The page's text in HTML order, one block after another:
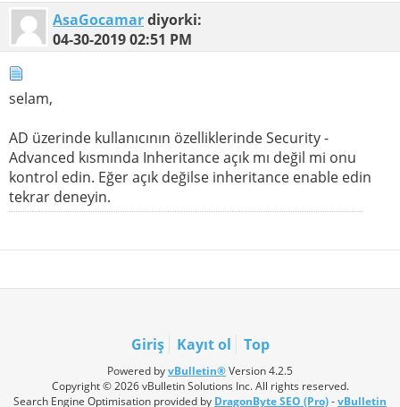
AsaGocamardiyorki:
04-30-201902:51 PM
selam,
AD üzerinde kullanıcının özelliklerinde Security -
Advanced kısmında Inheritance açık mı değil mi onu
kontrol edin. Eğer açık değilse inheritance enable edin
tekrar deneyin.
Giriş Kayıt ol Top
Powered byvBulletin®Version 4.2.5
Copyright © 2026 vBulletin Solutions Inc. All rights reserved.
Search Engine Optimisation provided by DragonByte SEO (Pro)-vBulletin